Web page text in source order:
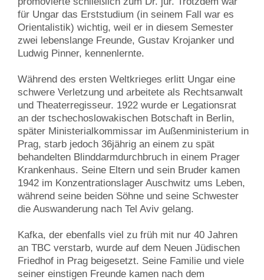
für Ungar das Erststudium (in seinem Fall war es
Orientalistik) wichtig, weil er in diesem Semester
zwei lebenslange Freunde, Gustav Krojanker und
Ludwig Pinner, kennenlernte.
Während des ersten Weltkrieges erlitt Ungar eine
schwere Verletzung und arbeitete als Rechtsanwalt
und Theaterregisseur. 1922 wurde er Legationsrat
an der tschechoslowakischen Botschaft in Berlin,
später Ministerialkommissar im Außenministerium in
Prag, starb jedoch 36jährig an einem zu spät
behandelten Blinddarmdurchbruch in einem Prager
Krankenhaus. Seine Eltern und sein Bruder kamen
1942 im Konzentrationslager Auschwitz ums Leben,
während seine beiden Söhne und seine Schwester
die Auswanderung nach Tel Aviv gelang.
Kafka, der ebenfalls viel zu früh mit nur 40 Jahren
an TBC verstarb, wurde auf dem Neuen Jüdischen
Friedhof in Prag beigesetzt. Seine Familie und viele
seiner einstigen Freunde kamen nach dem